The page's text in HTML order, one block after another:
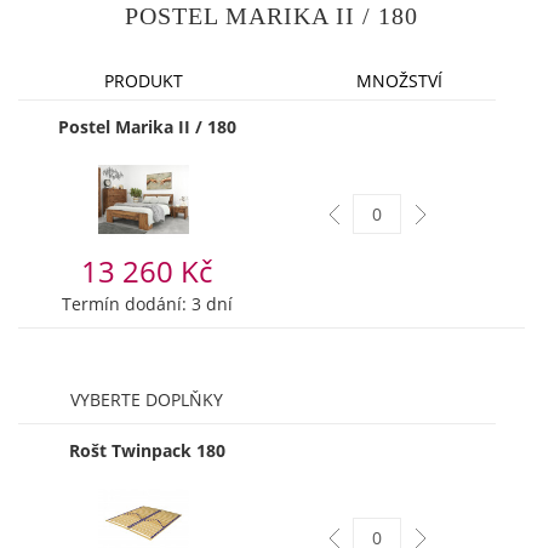
POSTEL MARIKA II / 180
PRODUKT
MNOŽSTVÍ
Postel Marika II / 180
13 260 Kč
Termín dodání: 3 dní
VYBERTE DOPLŇKY
Rošt Twinpack 180